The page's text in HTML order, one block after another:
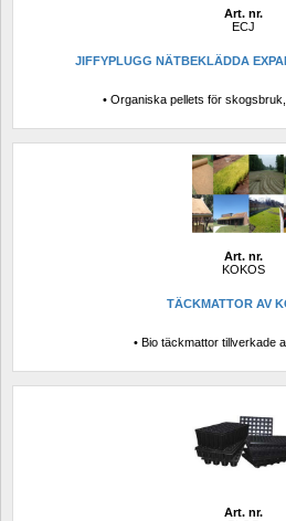
Art. nr.
ECJ
JIFFYPLUGG NÄTBEKLÄDDA
• Organiska pellets för
Art. nr.
KOKOS
TÄCKMATTOR AV
• Bio täckmattor tillverkade
Art. nr.